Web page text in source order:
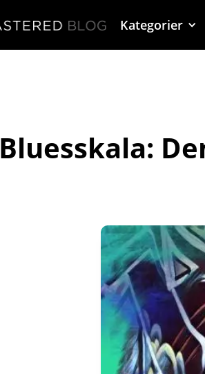
Kategorier
Bluesskala: